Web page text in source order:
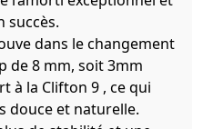
succès.
dans le changement
de 8 mm, soit 3mm
à la Clifton 9 , ce qui
douce et naturelle.